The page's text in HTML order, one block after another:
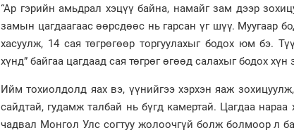
“Ар гэрийн амьдрал хэцүү байна, намайг зам дээр
замын цагдаагаас өөрсдөөс нь гарсан үг шүү. Муугаар
хасуулж, 14 сая төгрөгөөр торгуулахыг бодох юм бэ.
хүнд” байгаа цагдаад сая төгрөг өгөөд салахыг бодох хүн
Ийм тохиолдолд яах вэ, үүнийгээ хэрхэн яаж
сайдтай, гудамж талбай нь бүгд камертай. Цагдаа
чадвал Монгол Улс согтуу жолоочгүй болж болмоор л